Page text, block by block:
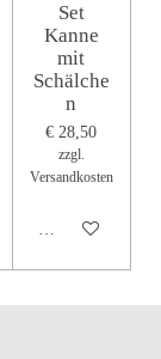
Set
Kanne
mit
Schälche
n
€ 28,50
zzgl.
Versandkosten
In den Warenkorb